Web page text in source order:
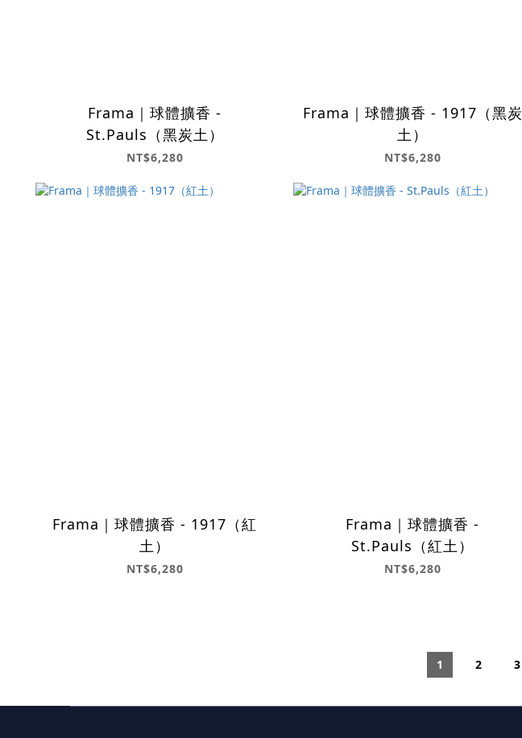
Frama｜球體擴香 -
St.Pauls（黑炭土）
NT$6,280
Frama｜球體擴香 - 1917（黑炭
土）
NT$6,280
Frama｜球體擴香 - 1917（紅
土）
NT$6,280
Frama｜球體擴香 -
St.Pauls（紅土）
NT$6,280
1 2 3